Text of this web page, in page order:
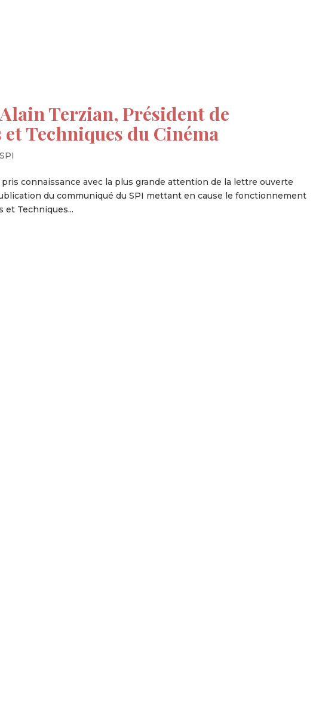
Nos
Terzian, Président de
et Techniques du Cinéma
pris connaissance avec la plus grande attention de la lettre ouverte
du communiqué du SPI mettant en cause le fonctionnement
et Techniques...